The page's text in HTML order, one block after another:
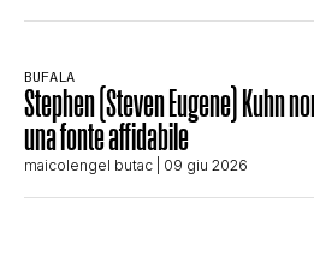
BUFALA
Stephen (Steven Eugene) Kuhn
una fonte affidabile
maicolengel butac | 09 giu 2026